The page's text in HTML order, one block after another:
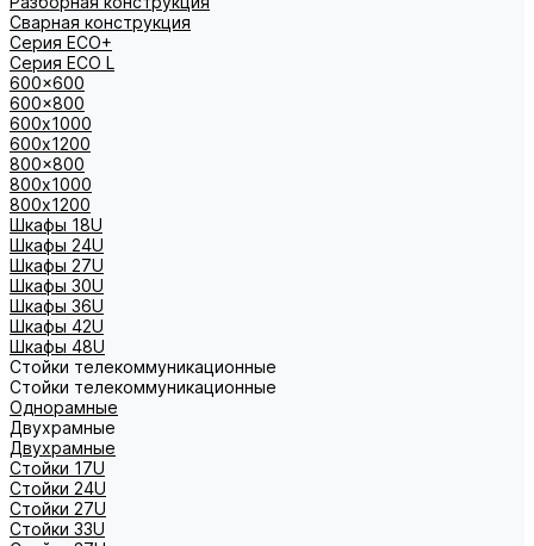
Сварная конструкция
Серия ECO+
Серия ECO L
600x600
600x800
600х1000
600х1200
800x800
800х1000
800х1200
Шкафы 18U
Шкафы 24U
Шкафы 27U
Шкафы 30U
Шкафы 36U
Шкафы 42U
Шкафы 48U
Стойки телекоммуникационные
Стойки телекоммуникационные
Однорамные
Двухрамные
Двухрамные
Стойки 17U
Стойки 24U
Стойки 27U
Стойки 33U